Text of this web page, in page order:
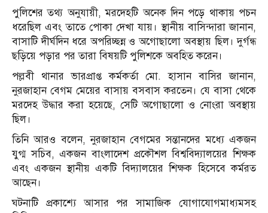
পুলিশের তথ্য অনুযায়ী, মরদেহটি অনেক দিন পড়ে থাকায় পচন
ধরেছিল এবং তাতে পোকা দেখা যায়। স্থানীয় বাসিন্দারা জানান,
বাসাটি দীর্ঘদিন ধরে অপরিচ্ছন্ন ও অগোছালো অবস্থায় ছিল। দুর্গন্ধ
ছড়িয়ে পড়ার পর তারা বিষয়টি পুলিশকে অবহিত করেন।
পল্লবী থানার ভারপ্রাপ্ত কর্মকর্তা মো. হাসান বাসির জানান,
নুরজাহান বেগম মেয়ের বাসায় বসবাস করতেন। যে বাসা থেকে
মরদেহ উদ্ধার করা হয়েছে, সেটি অগোছালো ও নোংরা অবস্থায়
ছিল।
তিনি আরও বলেন, নুরজাহান বেগমের সন্তানদের মধ্যে একজন
যুগ্ম সচিব, একজন বাংলাদেশ প্রকৌশল বিশ্ববিদ্যালয়ের শিক্ষক
এবং একজন স্থানীয় একটি বিদ্যালয়ের শিক্ষক হিসেবে কর্মরত
আছেন।
ঘটনাটি প্রকাশ্যে আসার পর সামাজিক যোগাযোগমাধ্যমসহ